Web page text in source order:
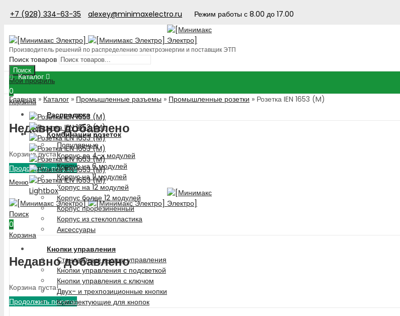
+7 (928) 334-63-35 alexey@minimaxelectro.ru Режим работы с 8.00 до 17.00
Производитель решений по распределению электроэнергии и поставщик ЭТП
Поиск товаров
Поиск
Мой профиль
0
Корзина
Недавно добавлено
Корзина пуста!
Продолжить покупки
Меню
Поиск
0
Корзина
Недавно добавлено
Корзина пуста!
Продолжить покупки
Каталог
Распродажа
Комбинации розеток
Популярные
Корпус до 4-х модулей
Корпус на 6 модулей
Корпус на 11 модулей
Корпус на 12 модулей
Корпус более 12 модулей
Корпус прорезиненный
Корпус из стеклопластика
Аксессуары
Кнопки управления
Стандартные кнопки управления
Кнопки управления с подсветкой
Кнопки управления с ключом
Двух- и трехпозиционные кнопки
Комплектующие для кнопок
Главная » Каталог » Промышленные разъемы » Промышленные розетки » Розетка IEN 1653 (M)
Lightbox